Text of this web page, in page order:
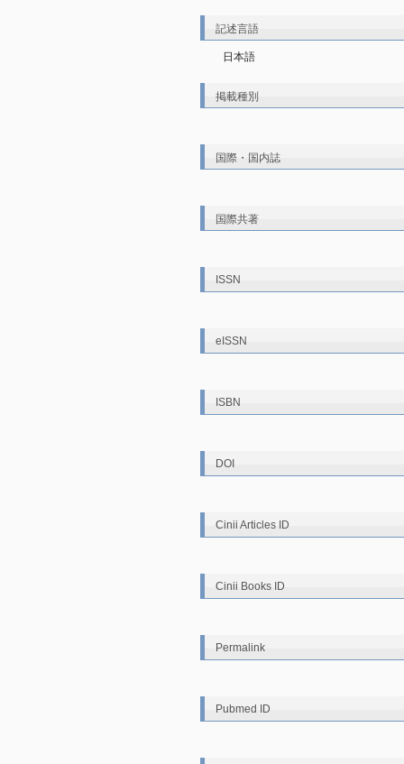
記述言語
日本語
掲載種別
国際・国内誌
国際共著
ISSN
eISSN
ISBN
DOI
Cinii Articles ID
Cinii Books ID
Permalink
Pubmed ID